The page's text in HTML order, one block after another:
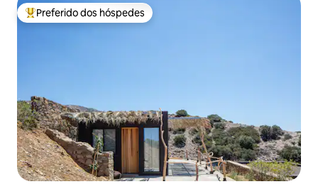
Entre os melhores preferidos dos hóspedes
Preferido dos hóspedes